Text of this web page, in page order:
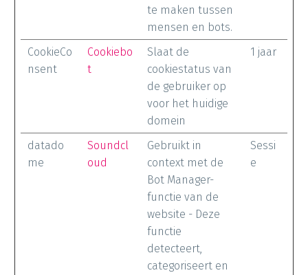
te maken tussen
mensen en bots.
CookieCo
nsent
Cookiebo
t
Slaat de
cookiestatus van
de gebruiker op
voor het huidige
domein
1 jaar
datado
me
Soundcl
oud
Gebruikt in
context met de
Bot Manager-
functie van de
website - Deze
functie
detecteert,
categoriseert en
Sessi
e